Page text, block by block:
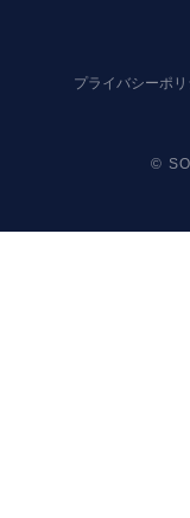
プライバシーポ
©